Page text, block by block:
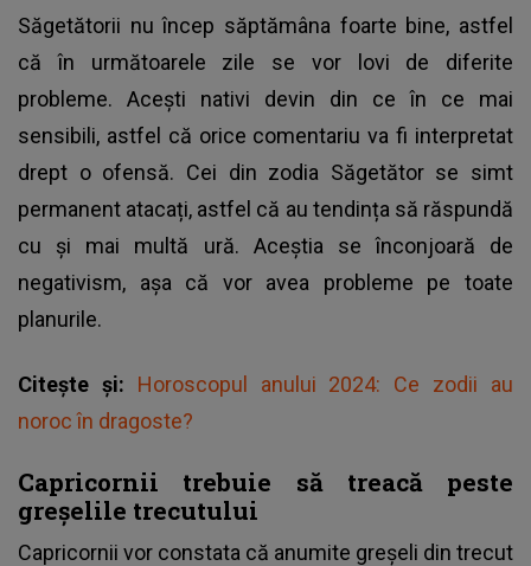
Săgetătorii nu încep săptămâna foarte bine, astfel
că în următoarele zile se vor lovi de diferite
probleme. Acești nativi devin din ce în ce mai
sensibili, astfel că orice comentariu va fi interpretat
drept o ofensă. Cei din zodia Săgetător se simt
permanent atacați, astfel că au tendința să răspundă
cu și mai multă ură. Aceștia se înconjoară de
negativism, așa că vor avea probleme pe toate
planurile.
Citește și: Horoscopul anului 2024: Ce zodii au
noroc în dragoste?
Capricornii trebuie să treacă peste
greșelile trecutului
Capricornii vor constata că anumite greșeli din trecut